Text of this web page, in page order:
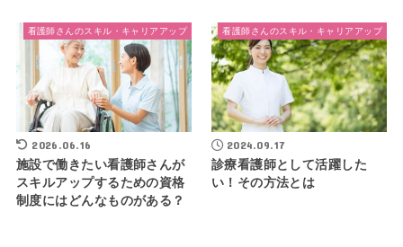
看護師さんのスキル・キャリアアップ
2026.06.16
施設で働きたい看護師さんが
スキルアップするための資格
制度にはどんなものがある？
看護師さんのスキル・キャリアアップ
2024.09.17
診療看護師として活躍した
い！その方法とは